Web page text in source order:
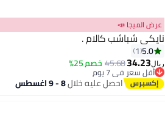
4
عرض الميجا 📣
نايكي شباشب كالام .
5.0
1
ريال34.23
45.68خصم 25%
أقل سعر في 7 يوم
أقل سعر في 7 يوماحصل عليه خلال8 - 9 اغسطس